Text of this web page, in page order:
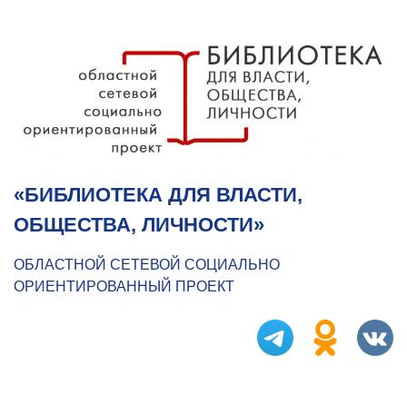
«БИБЛИОТЕКА ДЛЯ ВЛАСТИ,
ОБЩЕСТВА, ЛИЧНОСТИ»
ОБЛАСТНОЙ СЕТЕВОЙ СОЦИАЛЬНО
ОРИЕНТИРОВАННЫЙ ПРОЕКТ